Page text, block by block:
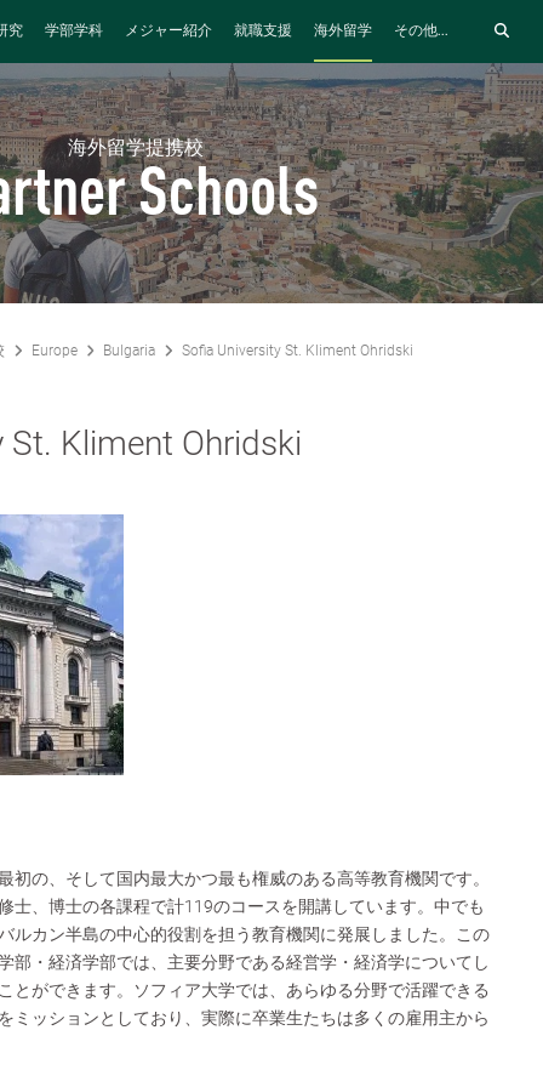
究 学部学科 メジャー紹介 就職支援 海外留学 その他...
海外留学提携校
Schools
Europe Bulgaria Sofia University St. Kliment Ohridski
St. Kliment Ohridski
初の、そして国内最大かつ最も権威のある高等教育機関です。
士、博士の各課程で計119のコースを開講しています。中でも
ルカン半島の中心的役割を担う教育機関に発展しました。この
部・経済学部では、主要分野である経営学・経済学についてし
とができます。ソフィア大学では、あらゆる分野で活躍できる
ミッションとしており、実際に卒業生たちは多くの雇用主から